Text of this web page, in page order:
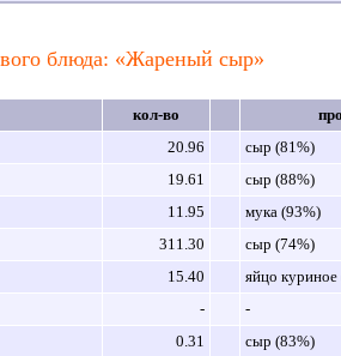
блюда: «Жареный сыр»
кол-во
20.96
сыр (81%)
19.61
сыр (88%)
11.95
мука (93%)
311.30
сыр (74%)
15.40
яйцо
-
-
0.31
сыр (83%)